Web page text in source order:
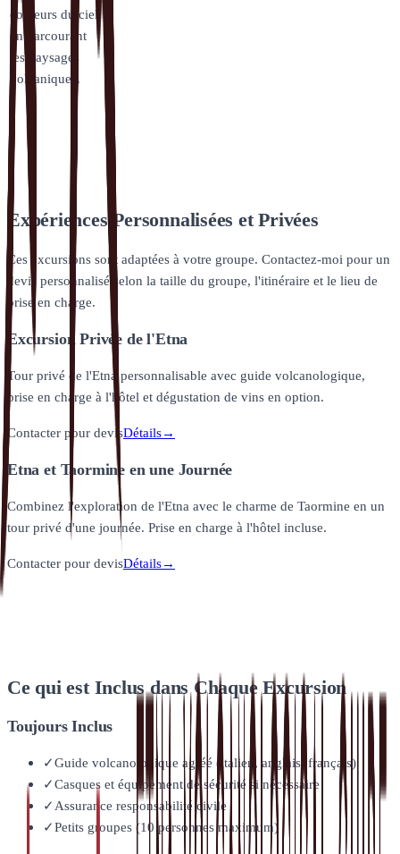
couleurs du ciel
en parcourant
les paysages
volcaniques.
Expériences Personnalisées et Privées
Ces excursions sont adaptées à votre groupe. Contactez-moi pour un
devis personnalisé selon la taille du groupe, l'itinéraire et le lieu de
prise en charge.
Excursion Privée de l'Etna
Tour privé de l'Etna personnalisable avec guide volcanologique,
prise en charge à l'hôtel et dégustation de vins en option.
Contacter pour devisDétails→
Etna et Taormine en une Journée
Combinez l'exploration de l'Etna avec le charme de Taormine en un
tour privé d'une journée. Prise en charge à l'hôtel incluse.
Contacter pour devisDétails→
Ce qui est Inclus dans Chaque Excursion
Toujours Inclus
✓Guide volcanologique agréé (italien, anglais, français)
✓Casques et équipement de sécurité si nécessaire
✓ Assurance responsabilité civile
✓Petits groupes (10 personnes maximum)